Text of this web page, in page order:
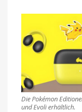
Die Pokémon
und Evoli erhältlich.